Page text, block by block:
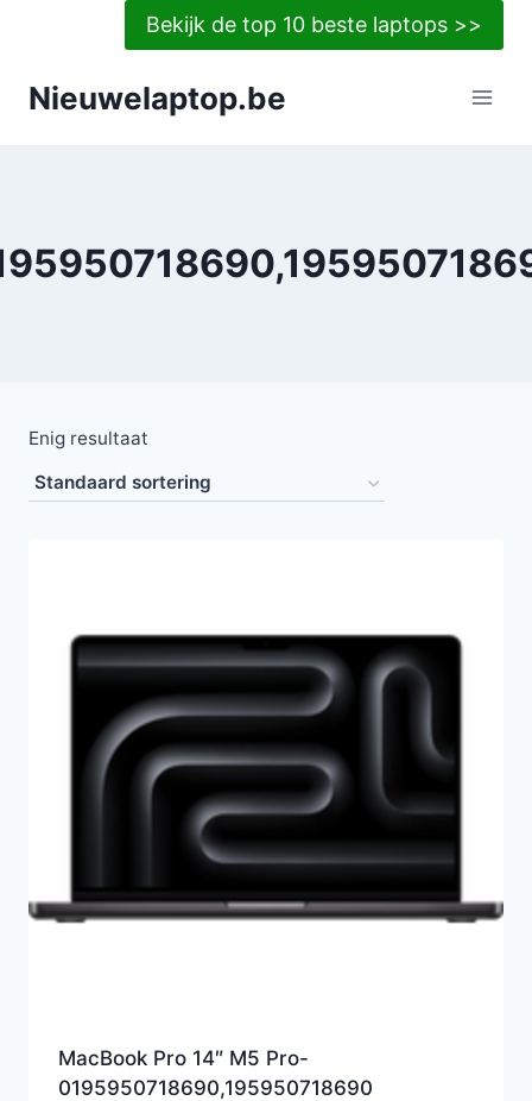
Bekijk de top 10 beste laptops >>
Nieuwelaptop.be
Enig resultaat
MacBook Pro 14″ M5 Pro-
0195950718690,195950718690